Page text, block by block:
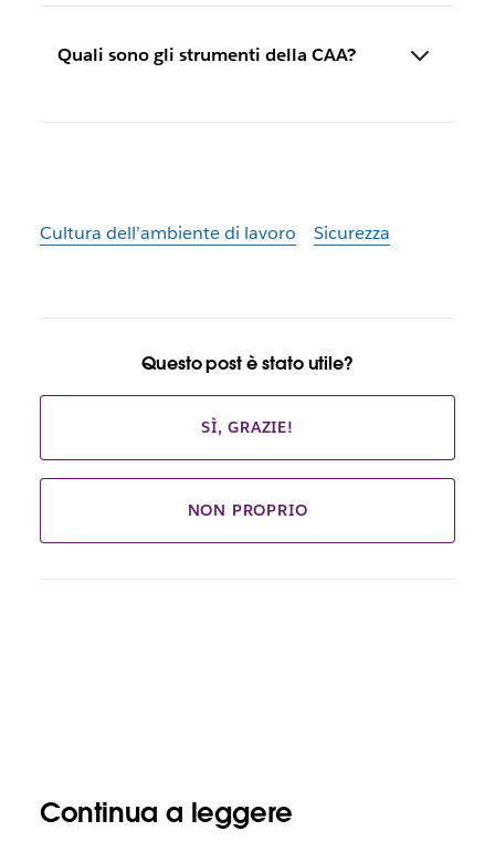
Quali sono gli strumenti della CAA?
Cultura dell’ambiente di lavoro Sicurezza
Questo post è stato utile?
SÌ, GRAZIE!
NON PROPRIO
Continua a leggere